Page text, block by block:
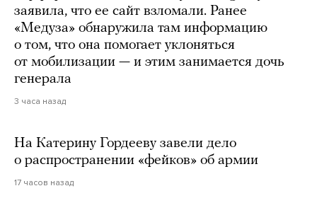
заявила, что ее сайт взломали. Ранее
«Медуза» обнаружила там информацию
о том, что она помогает уклоняться
от мобилизации — и этим занимается дочь
генерала
3 часа назад
На Катерину Гордееву завели дело
о распространении «фейков» об армии
17 часов назад